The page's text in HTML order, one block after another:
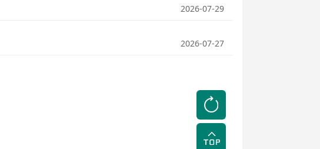
2026-07-29
2026-07-27